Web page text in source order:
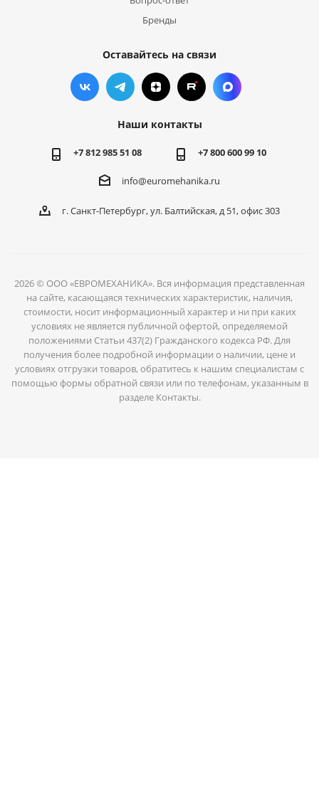
Бренды
Оставайтесь на связи
Наши контакты
+7 812 985 51 08 +7 800 600 99 10
info@euromehanika.ru
г. Санкт-Петербург, ул. Балтийская, д 51, офис 303
2026 © ООО «ЕВРОМЕХАНИКА». Вся информация представленная
на сайте, касающаяся технических характеристик, наличия,
стоимости, носит информационный характер и ни при каких
условиях не является публичной офертой, определяемой
положениями Статьи 437(2) Гражданского кодекса РФ. Для
получения более подробной информации о наличии, цене и
условиях отгрузки товаров, обратитесь к нашим специалистам с
помощью формы обратной связи или по телефонам, указанным в
разделе Контакты.